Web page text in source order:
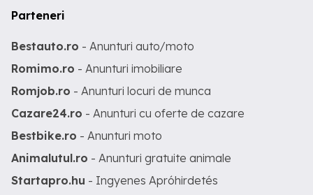
Parteneri
Bestauto.ro - Anunturi auto/moto
Romimo.ro - Anunturi imobiliare
Romjob.ro - Anunturi locuri de munca
Cazare24.ro - Anunturi cu oferte de cazare
Bestbike.ro - Anunturi moto
Animalutul.ro - Anunturi gratuite animale
Startapro.hu - Ingyenes Apróhirdetés